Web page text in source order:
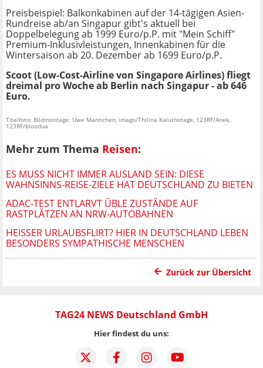
Preisbeispiel: Balkonkabinen auf der 14-tägigen Asien-
Rundreise ab/an Singapur gibt's aktuell bei
Doppelbelegung ab 1999 Euro/p.P. mit "Mein Schiff"
Premium-Inklusivleistungen, Innenkabinen für die
Wintersaison ab 20. Dezember ab 1699 Euro/p.P.
Scoot (Low-Cost-Airline von Singapore Airlines) fliegt
dreimal pro Woche ab Berlin nach Singapur - ab 646
Euro.
Titelfoto: Bildmontage: Uwe Mannchen, imago/Thilina Kaluthotage, 123RF/Anek,
123RF/bloodua
Mehr zum Thema Reisen:
ES MUSS NICHT IMMER AUSLAND SEIN: DIESE
WAHNSINNS-REISE-ZIELE HAT DEUTSCHLAND ZU BIETEN
ADAC-TEST ENTLARVT ÜBLE ZUSTÄNDE AUF
RASTPLÄTZEN AN NRW-AUTOBAHNEN
HEISSER URLAUBSFLIRT? HIER IN DEUTSCHLAND LEBEN B
ESONDERS SYMPATHISCHE MENSCHEN
Zurück zur Übersicht
TAG24 NEWS Deutschland GmbH
Hier findest du uns: